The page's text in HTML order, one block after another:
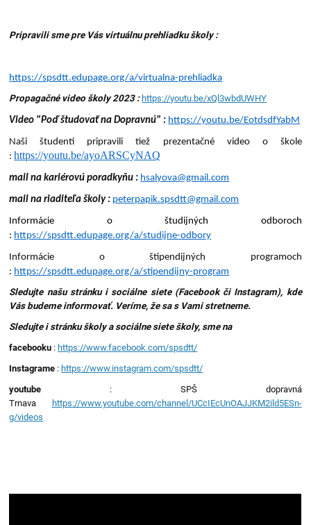
Pripravili sme pre Vás virtuálnu prehliadku školy :
https://spsdtt.edupage.org/a/virtualna-prehliadka
Propagačné video školy 2023 : https://youtu.be/xQl3wbdUWHY
Video "Poď študovať na Dopravnú" : https://youtu.be/EotdsdfYabM
Naši študenti pripravili tiež prezentačné video o škole
:https://youtu.be/ayoARSCyNAQ
mail na kariérovú poradkyňu : hsalyova@gmail.com
mail na riaditeľa školy : peterpapik.spsdtt@gmail.com
Informácie o študijných odboroch
: https://spsdtt.edupage.org/a/studijne-odbory
Informácie o štipendijných programoch
: https://spsdtt.edupage.org/a/stipendijny-program
Sledujte našu stránku i sociálne siete (Facebook či Instagram), kde
Vás budeme informovať. Veríme, že sa s Vami stretneme.
Sledujte i stránku školy a sociálne siete školy, sme na
facebooku : https://www.facebook.com/spsdtt/
Instagrame : https://www.instagram.com/spsdtt/
youtube : SPŠ dopravná
Trnava
https://www.youtube.com/channel/UCcIEcUnOAJJKM2ild5ESn-
g/videos